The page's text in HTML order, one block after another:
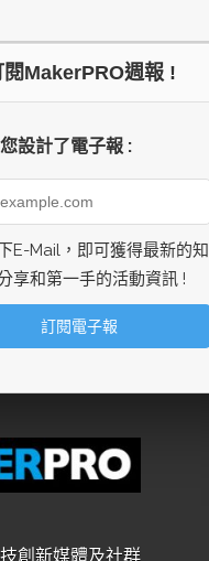
閱MakerPRO週報 !
設計了電子報 :
E-Mail，即可獲得最新的知
享和第一手的活動資訊 !
創新媒體及社群